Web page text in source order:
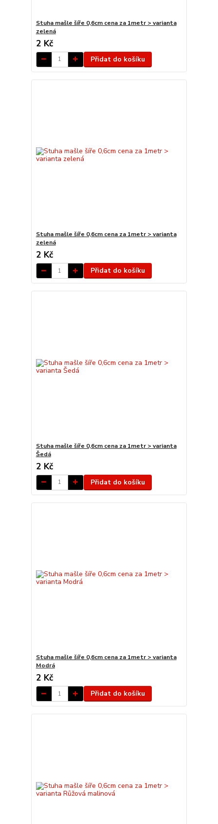
Stuha mašle šíře 0,6cm cena za 1metr > varianta
zelená
2 Kč
Přidat do košíku
Stuha mašle šíře 0,6cm cena za 1metr > varianta
zelená
2 Kč
Přidat do košíku
Stuha mašle šíře 0,6cm cena za 1metr > varianta
Šedá
2 Kč
Přidat do košíku
Stuha mašle šíře 0,6cm cena za 1metr > varianta
Modrá
2 Kč
Přidat do košíku